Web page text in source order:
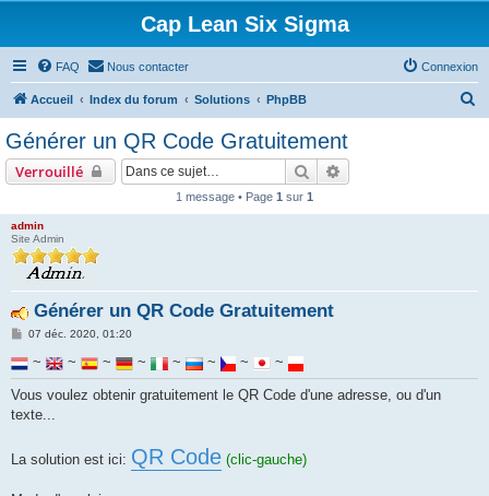
Cap Lean Six Sigma
FAQ Nous contacter Connexion
Accueil Index du forum Solutions PhpBB
Générer un QR Code Gratuitement
Verrouillé Rechercher
1 message • Page 1 sur 1
admin
Site Admin
Générer un QR Code Gratuitement
M
s
s
g
e
07 déc. 2020, 01:20
~ ~ ~ ~ ~ ~ ~
~
Vous voulez obtenir gratuitement le QR Code d'une adresse, ou d'un
texte...
La solution est ici: QR Code (clic-gauche)